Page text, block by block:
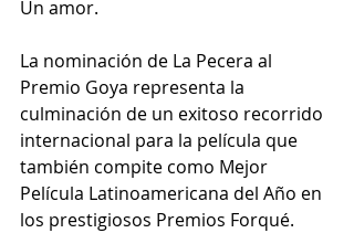
Un amor.
La nominación de La Pecera al
Premio Goya representa la
culminación de un exitoso recorrido
internacional para la película que
también compite como Mejor
Película Latinoamericana del Año en
los prestigiosos Premios Forqué.